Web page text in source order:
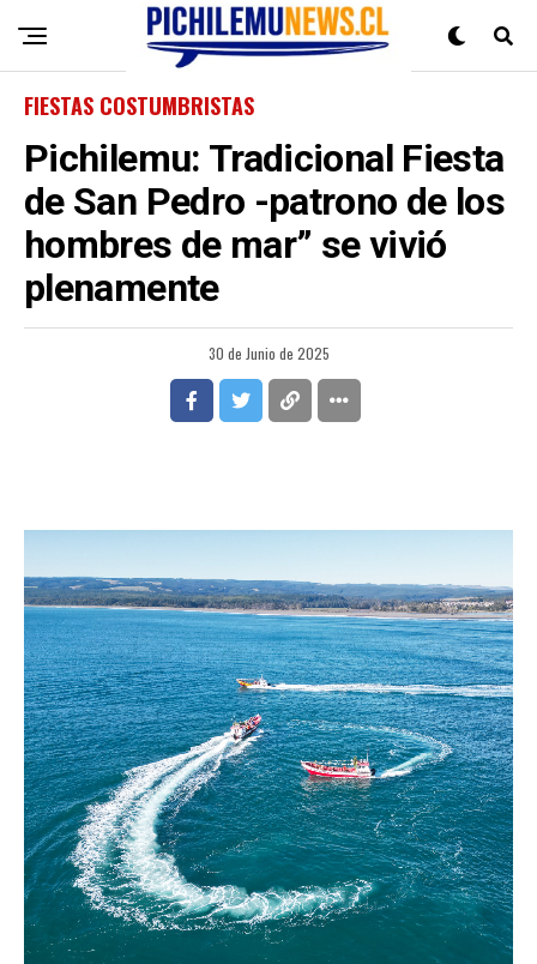
FIESTAS COSTUMBRISTAS
Pichilemu: Tradicional Fiesta
de San Pedro -patrono de los
hombres de mar” se vivió
plenamente
30 de Junio de 2025